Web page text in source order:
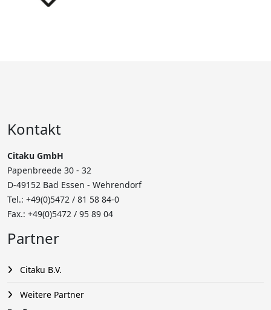
Kontakt
Citaku GmbH
Papenbreede 30 - 32
D-49152 Bad Essen - Wehrendorf
Tel.: +49(0)5472 / 81 58 84-0
Fax.: +49(0)5472 / 95 89 04
Partner
Citaku B.V.
Weitere Partner